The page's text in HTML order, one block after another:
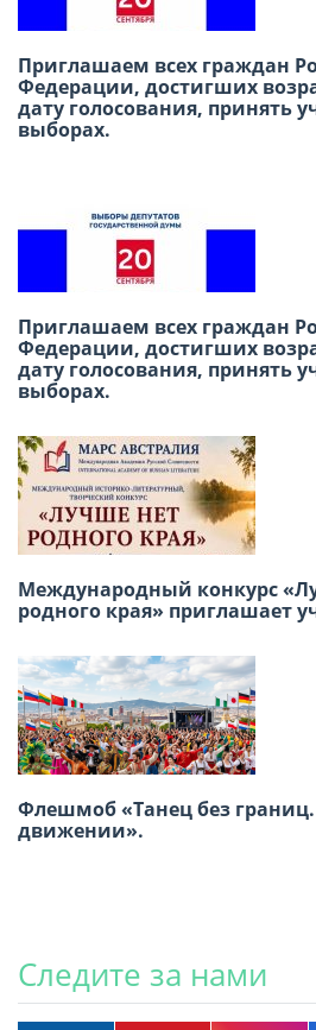
Приглашаем всех граждан
Федерации, достигших
дату голосования, принять
выборах.
Приглашаем всех граждан
Федерации, достигших
дату голосования, принять
выборах.
Международный конкурс
родного края» приглашает
Флешмоб «Танец без
движении».
В честь Международного
приглашаем вас провести
Русском доме в Лиме!
творчества «Москва в
Победа в сердце, единство в
Лиме отметили 9 мая
Приглашаем принять
«Бессмертный полк» 9 Мая
Следите за нами